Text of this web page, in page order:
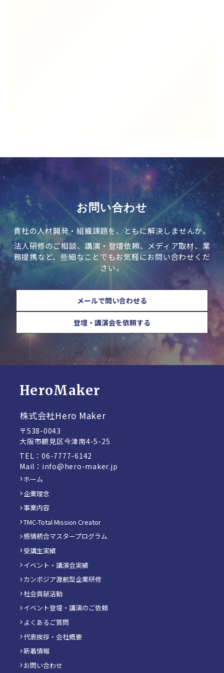
お問い合わせ
貴社の人材開発・組織課題を、ともに解決しませんか。
法人研修のご相談、講演・登壇依頼、メディア取材、業
務提携など、些細なことでもお気軽にお問い合わせくだ
さい。
メールで問い合わせる
登壇・講演会を依頼する
HeroMaker
株式会社Hero Maker
〒538-0043
大阪市鶴見区今津南4-5-25
TEL：06-7777-6142
Mail：info@hero-maker.jp
ホーム
企業理念
事業内容
TMC-Total Mission Creator
感情統合マスタープログラム
受講生実績
イベント・講演会実績
カンボジア渡航型企業研修
社会貢献活動
イベント登壇・講演のご依頼
よくあるご質問
代表挨拶・会社概要
新着情報
お問い合わせ